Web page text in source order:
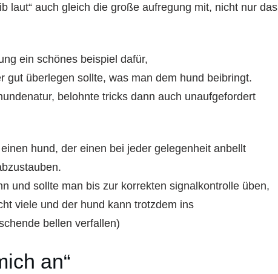
laut“ auch gleich die große aufregung mit, nicht nur das
ein schönes beispiel dafür,
gut überlegen sollte, was man dem hund beibringt.
belohnte tricks dann auch unaufgefordert
hund, der einen bei jeder gelegenheit anbellt
und sollte man bis zur korrekten signalkontrolle üben,
viele und der hund kann trotzdem ins
bellen verfallen)
an“